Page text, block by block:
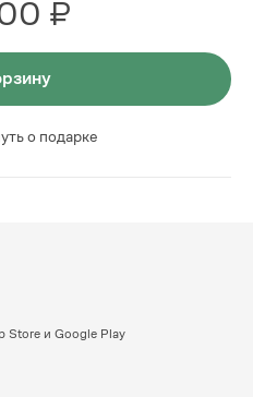
₽
о подарке
Store и Google Play